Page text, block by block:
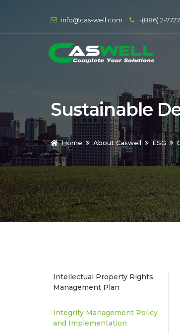
info@cas-well.com +(886) 2-
Sustainable
Home About Caswell ESG
Intellectual Property Rights
Management Plan
Integrity Management Policy
and Implementation